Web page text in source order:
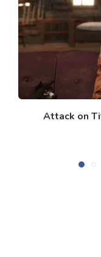
Attack on